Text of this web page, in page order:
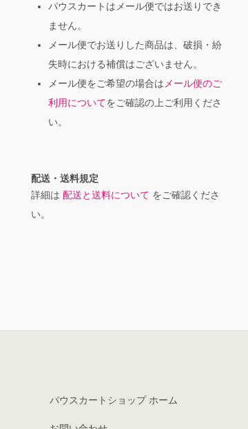
パウスカートはメール便ではお送りでき
ません。
メール便でお送りした商品は、破損・紛
失時における補償はございません。
メール便をご希望の場合はメール便のご
利用についてをご確認の上ご利用くださ
い。
配送・送料規定
詳細は 配送と送料について をご確認くださ
い。
パウスカートショップ ホーム